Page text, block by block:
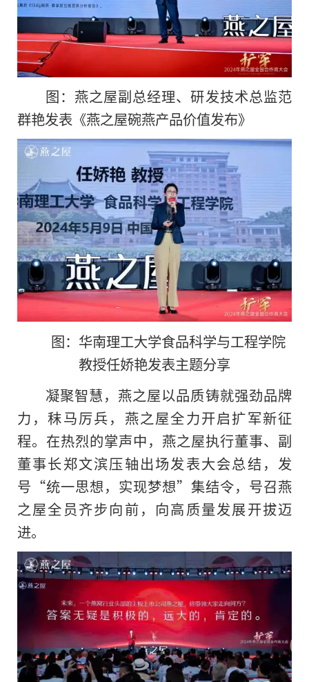
图：燕之屋副总经理、研发技术总监范
群艳发表《燕之屋碗燕产品价值发布》
图：华南理工大学食品科学与工程学院
教授任娇艳发表主题分享
凝聚智慧，燕之屋以品质铸就强劲品牌
力，秣马厉兵，燕之屋全力开启扩军新征
程。在热烈的掌声中，燕之屋执行董事、副
董事长郑文滨压轴出场发表大会总结，发
号“统一思想，实现梦想”集结令，号召燕
之屋全员齐步向前，向高质量发展开拔迈
进。